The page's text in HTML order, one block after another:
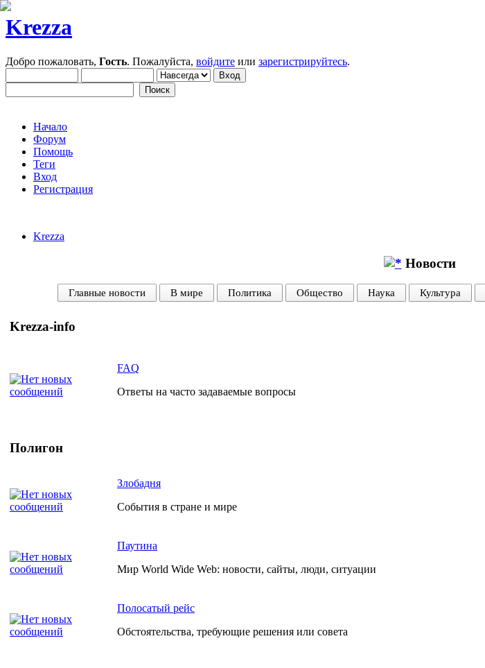
Krezza
Добро пожаловать, Гость. Пожалуйста, войдите или зарегистрируйтесь.
Начало
Форум
Помощь
Теги
Вход
Регистрация
Krezza
Новости
Главные новости В мире Политика Общество Наука Культура
Krezza-info
FAQ
Ответы на часто задаваемые вопросы
Полигон
Злобадня
События в стране и мире
Паутина
Мир World Wide Web: новости, сайты, люди, ситуации
Полосатый рейс
Обстоятельства, требующие решения или совета